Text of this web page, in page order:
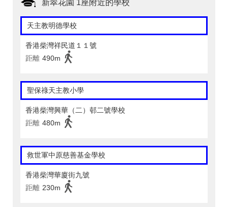
新翠花園 1座附近的學校
天主教明德學校
香港柴灣祥民道１１號
距離 490m
聖保祿天主教小學
香港柴灣興華（二）邨二號學校
距離 480m
救世軍中原慈善基金學校
香港柴灣華廈街九號
距離 230m